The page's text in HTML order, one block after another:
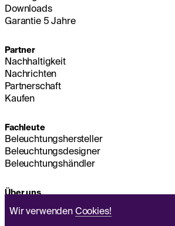
Wir verwenden Cookies!
Downloads
Garantie 5 Jahre
Partner
Nachhaltigkeit
Nachrichten
Partnerschaft
Kaufen
Fachleute
Beleuchtungshersteller
Beleuchtungsdesigner
Beleuchtungshändler
Über uns
Hauptsitz